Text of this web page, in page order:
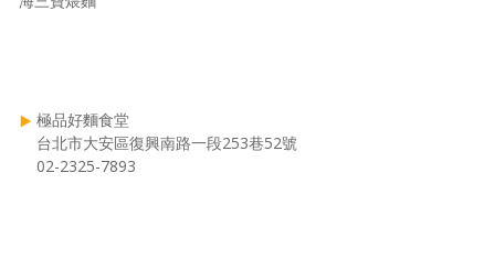
極品好麵食堂
台北市大安區復興南路一段253巷52號
02-2325-7893